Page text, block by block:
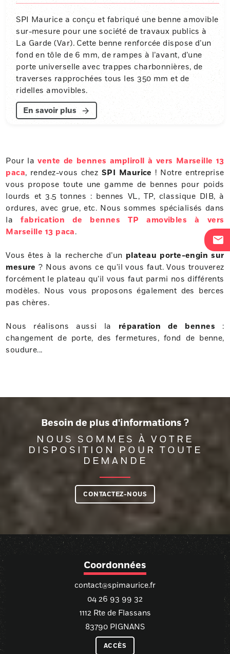
SPI Maurice a conçu et fabriqué une benne amovible
sur-mesure pour une société de travaux publics à
La Garde (Var). Cette benne renforcée dispose d’un
fond en tôle de 6 mm, de rampes à l’avant, d’une
porte universelle avec trappes charbonnières, de
traverses rapprochées tous les 350 mm et de
ridelles amovibles.
En savoir plus
Pour lavente de bennes ampliroll à vers Marseille 13
paca, rendez-vous chez SPI Maurice ! Notre entreprise
vous propose toute une gamme de bennes pour poids
lourds et 3.5 tonnes : bennes VL, TP, classique DIB, à
ordures, avec grue, etc. Nous sommes spécialisés dans
lafabrication de bennes TP amovibles à vers
Marseille 13 paca.
Vous êtes à la recherche d’un plateau porte-engin sur
mesure ? Nous avons ce qu’il vous faut. Vous trouverez
forcément le plateau qu’il vous faut parmi nos différents
modèles. Nous vous proposons également des berces
pas chères.
Nous réalisons aussi la réparation de bennes :
changement de porte, des fermetures, fond de benne,
soudure...
Besoin de plus d'informations ?
NOUS SOMMES À VOTRE
DISPOSITION POUR TOUTE
DEMANDE
CONTACTEZ-NOUS
mail
Coordonnées
contact@spimaurice.fr
04 26 93 99 32
1112 Rte de Flassans
83790 PIGNANS
ACCÈS